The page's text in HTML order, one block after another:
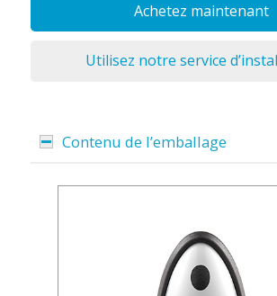
Achetez maintenant
Utilisez notre service
Contenu de l’emballage